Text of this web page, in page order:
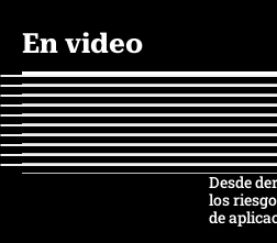
En video
Desde
los
de